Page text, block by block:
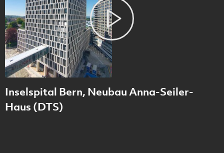
Inselspital Bern, Neubau Anna-Seiler-
Haus (DTS)